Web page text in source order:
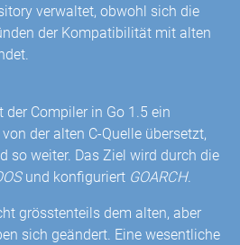
verwaltet, obwohl sich die
der Kompatibilität mit alten
der Compiler in Go 1.5 ein
der alten C-Quelle übersetzt,
so weiter. Das Ziel wird durch die
und konfiguriert GOARCH.
grösstenteils dem alten, aber
sich geändert. Eine wesentliche